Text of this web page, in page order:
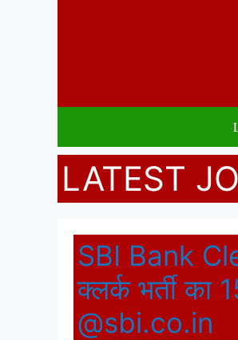
LATEST
SBI Bank
क्लर्क भर्ती
@sbi.co.in